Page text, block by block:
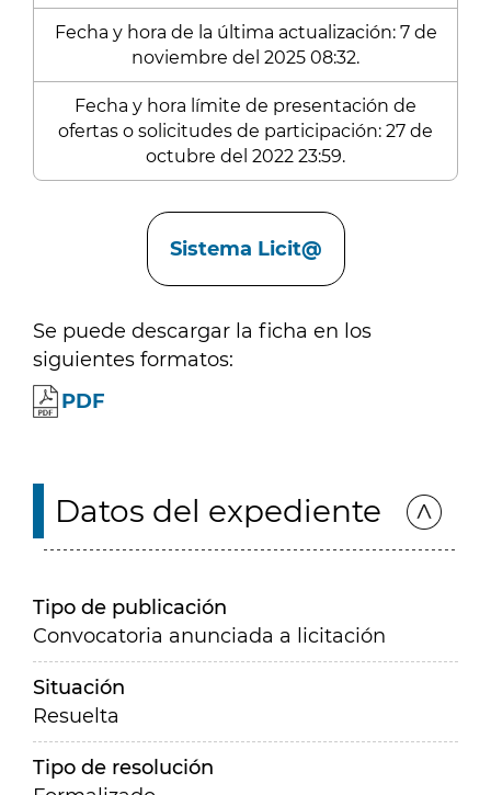
Fecha y hora de la última actualización: 7 de
noviembre del 2025 08:32.
Fecha y hora límite de presentación de
ofertas o solicitudes de participación: 27 de
octubre del 2022 23:59.
Sistema Licit@
Se puede descargar la ficha en los
siguientes formatos:
PDF
Datos del expediente
Tipo de publicación
Convocatoria anunciada a licitación
Situación
Resuelta
Tipo de resolución